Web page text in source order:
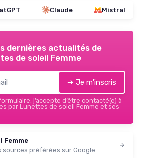
Claude Mistral
dernières actualités de
de soleil Femme
➔ Je m'inscris
j’accepte d’être contacté(e) à
par Lunettes de soleil Femme et ses
Femme
sources préférées sur Google